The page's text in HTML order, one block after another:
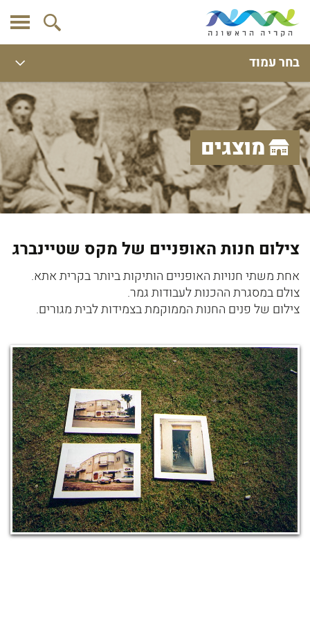
בחר עמוד
מוצגים
צילום חנות האופניים של מקס שטיינברג
אחת משתי חנויות האופניים הותיקות ביותר בקרית אתא.
צולם במסגרת ההכנות לעבודות גמר.
צילום של פנים החנות הממוקמת בצמידות לבית מגורים.